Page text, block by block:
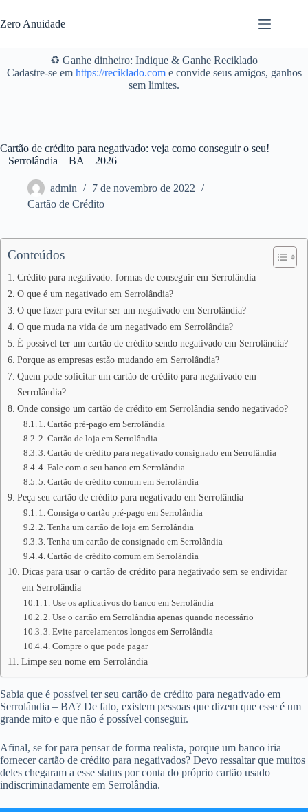
para
o
Zero Anuidade
♻️ Ganhe dinheiro: Indique & Ganhe Reciklado
Cadastre-se em https://reciklado.come convide seus amigos, ganhos
sem limites.
Cartão de crédito para negativado: veja como conseguir o seu!
– Serrolândia – BA – 2026
admin
7 de novembro de 2022
Cartão de Crédito
Conteúdos
Crédito para negativado: formas de conseguir em Serrolândia
O que é um negativado em Serrolândia?
O que fazer para evitar ser um negativado em Serrolândia?
O que muda na vida de um negativado em Serrolândia?
É possível ter um cartão de crédito sendo negativado em Serrolândia?
Porque as empresas estão mudando em Serrolândia?
Quem pode solicitar um cartão de crédito para negativado em
Serrolândia?
Onde consigo um cartão de crédito em Serrolândia sendo negativado?
1. Cartão pré-pago em Serrolândia
2. Cartão de loja em Serrolândia
3. Cartão de crédito para negativado consignado em Serrolândia
4. Fale com o seu banco em Serrolândia
5. Cartão de crédito comum em Serrolândia
Peça seu cartão de crédito para negativado em Serrolândia
1. Consiga o cartão pré-pago em Serrolândia
2. Tenha um cartão de loja em Serrolândia
3. Tenha um cartão de consignado em Serrolândia
4. Cartão de crédito comum em Serrolândia
Dicas para usar o cartão de crédito para negativado sem se endividar
em Serrolândia
1. Use os aplicativos do banco em Serrolândia
2. Use o cartão em Serrolândia apenas quando necessário
3. Evite parcelamentos longos em Serrolândia
4. Compre o que pode pagar
Limpe seu nome em Serrolândia
Sabia que é possível ter seu cartão de crédito para negativado em
Serrolândia – BA? De fato, existem pessoas que dizem que esse é um
grande mito e que não é possível conseguir.
Afinal, se for para pensar de forma realista, porque um banco iria
fornecer cartão de crédito para negativados? Devo ressaltar que muitos
deles chegaram a esse status por conta do próprio cartão usado
indiscriminadamente em Serrolândia.